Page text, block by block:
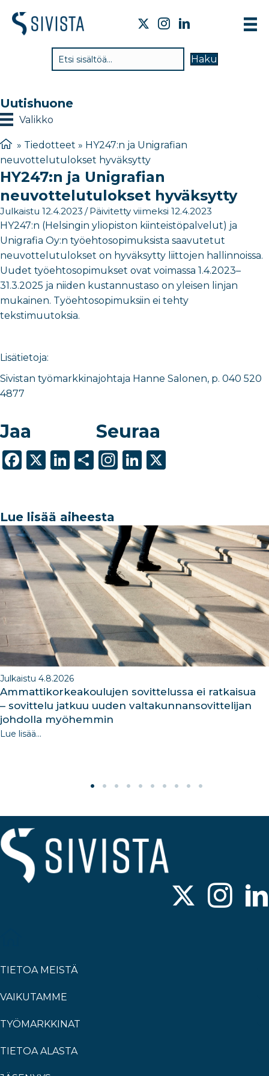
Haku
Uutishuone
Valikko
» Tiedotteet » HY247:n ja Unigrafian
neuvottelutulokset hyväksytty
HY247:n ja Unigrafian
neuvottelutulokset hyväksytty
Julkaistu 12.4.2023 / Päivitetty viimeksi 12.4.2023
HY247:n (Helsingin yliopiston kiinteistöpalvelut) ja
Unigrafia Oy:n työehtosopimuksista saavutetut
neuvottelutulokset on hyväksytty liittojen hallinnoissa.
Uudet työehtosopimukset ovat voimassa 1.4.2023–
31.3.2025 ja niiden kustannustaso on yleisen linjan
mukainen. Työehtosopimuksiin ei tehty
tekstimuutoksia.
Lisätietoja:
Sivistan työmarkkinajohtaja Hanne Salonen, p. 040 520
4877
Jaa
F
e
b
o
o
k
X
Li
e
dI
n
S
e
Seuraa
In
ra
m
Li
dI
n
Lue lisää aiheesta
Julkaistu 4.8.2026
Ammattikorkeakoulujen sovittelussa ei ratkaisua
– sovittelu jatkuu uuden valtakunnansovittelijan
johdolla myöhemmin
Lue lisää...
TIETOA MEISTÄ
VAIKUTAMME
TYÖMARKKINAT
TIETOA ALASTA